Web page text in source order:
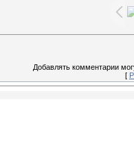
Добавлять комментарии
[